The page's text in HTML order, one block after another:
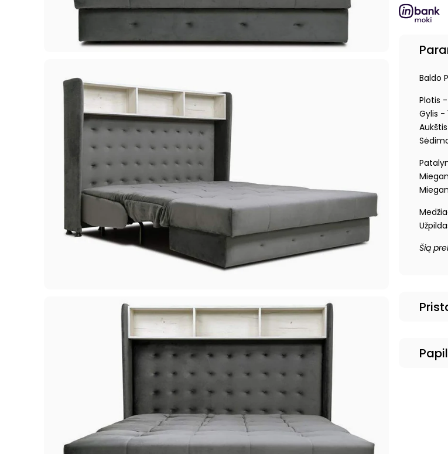
Baldo
Plotis
Gylis -
Šią